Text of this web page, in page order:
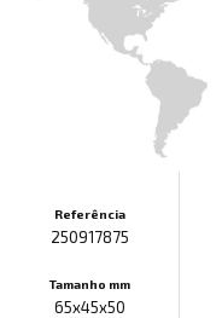
Referência
250917875
Tamanho mm
65x45x50